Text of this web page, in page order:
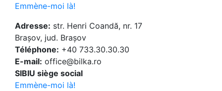
Emmène-moi là!
Adresse: str. Henri Coandă, nr. 17
Brașov, jud. Brașov
Téléphone: +40 733.30.30.30
E-mail: office@bilka.ro
SIBIU siège social
Emmène-moi là!